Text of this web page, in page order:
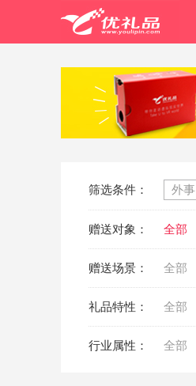
筛选条件： 外事
赠送对象： 全部
赠送场景： 全部
礼品特性： 全部
行业属性： 全部